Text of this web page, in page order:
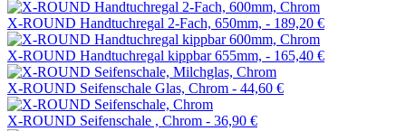
X-ROUND Handtuchregal 2-Fach, 650mm, - 189,20 €
X-ROUND Handtuchregal kippbar 655mm, - 165,40 €
X-ROUND Seifenschale Glas, Chrom - 44,60 €
X-ROUND Seifenschale , Chrom - 36,90 €